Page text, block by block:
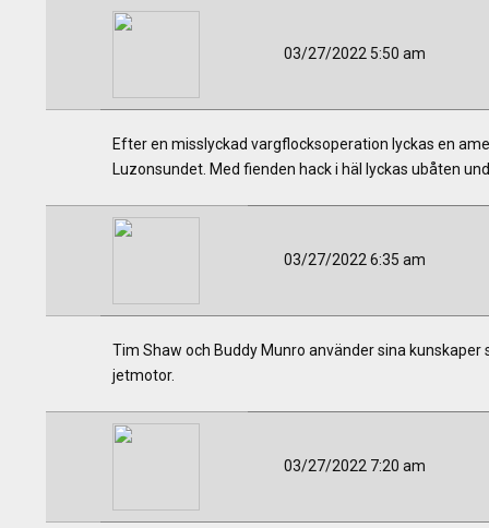
03/27/2022 5:50 am
Efter en misslyckad vargflocksoperation lyckas en
Luzonsundet. Med fienden hack i häl lyckas ubåten
03/27/2022 6:35 am
Tim Shaw och Buddy Munro använder sina
jetmotor.
03/27/2022 7:20 am